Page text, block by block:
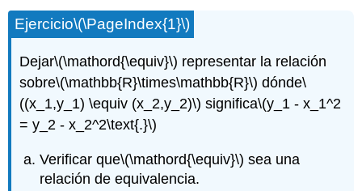
de
equivalencia
clases.
Ejercicio\(\PageIndex{1}\)
Dejar\(\mathord{\equiv}\) representar la relación
sobre\(\mathbb{R}\times\mathbb{R}\) dónde\
((x_1,y_1) \equiv (x_2,y_2)\) significa\(y_1 - x_1^2
= y_2 - x_2^2\text{.}\)
Verificar que\(\mathord{\equiv}\) sea una
relación de equivalencia.